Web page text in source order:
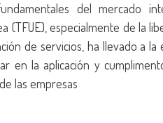
del mercado
(TFUE), especialmente de la
de servicios, ha llevado a
en la aplicación y
las empresas